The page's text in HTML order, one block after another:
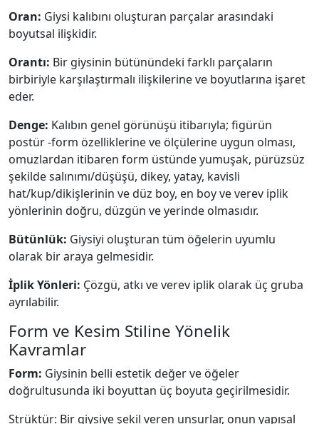
Oran: Giysi kalıbını oluşturan parçalar arasındaki
boyutsal ilişkidir.
Orantı: Bir giysinin bütünündeki farklı parçaların
birbiriyle karşılaştırmalı ilişkilerine ve boyutlarına işaret
eder.
Denge: Kalıbın genel görünüşü itibarıyla; figürün
postür -form özelliklerine ve ölçülerine uygun olması,
omuzlardan itibaren form üstünde yumuşak, pürüzsüz
şekilde salınımı/düşüşü, dikey, yatay, kavisli
hat/kup/dikişlerinin ve düz boy, en boy ve verev iplik
yönlerinin doğru, düzgün ve yerinde olmasıdır.
Bütünlük: Giysiyi oluşturan tüm öğelerin uyumlu
olarak bir araya gelmesidir.
İplik Yönleri: Çözgü, atkı ve verev iplik olarak üç gruba
ayrılabilir.
Form ve Kesim Stiline Yönelik
Kavramlar
Form: Giysinin belli estetik değer ve öğeler
doğrultusunda iki boyuttan üç boyuta geçirilmesidir.
Strüktür: Bir giysiye şekil veren unsurlar, onun yapısal